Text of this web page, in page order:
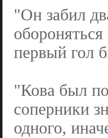
"Он забил
первый гол
"Кова был
соперники
одного,